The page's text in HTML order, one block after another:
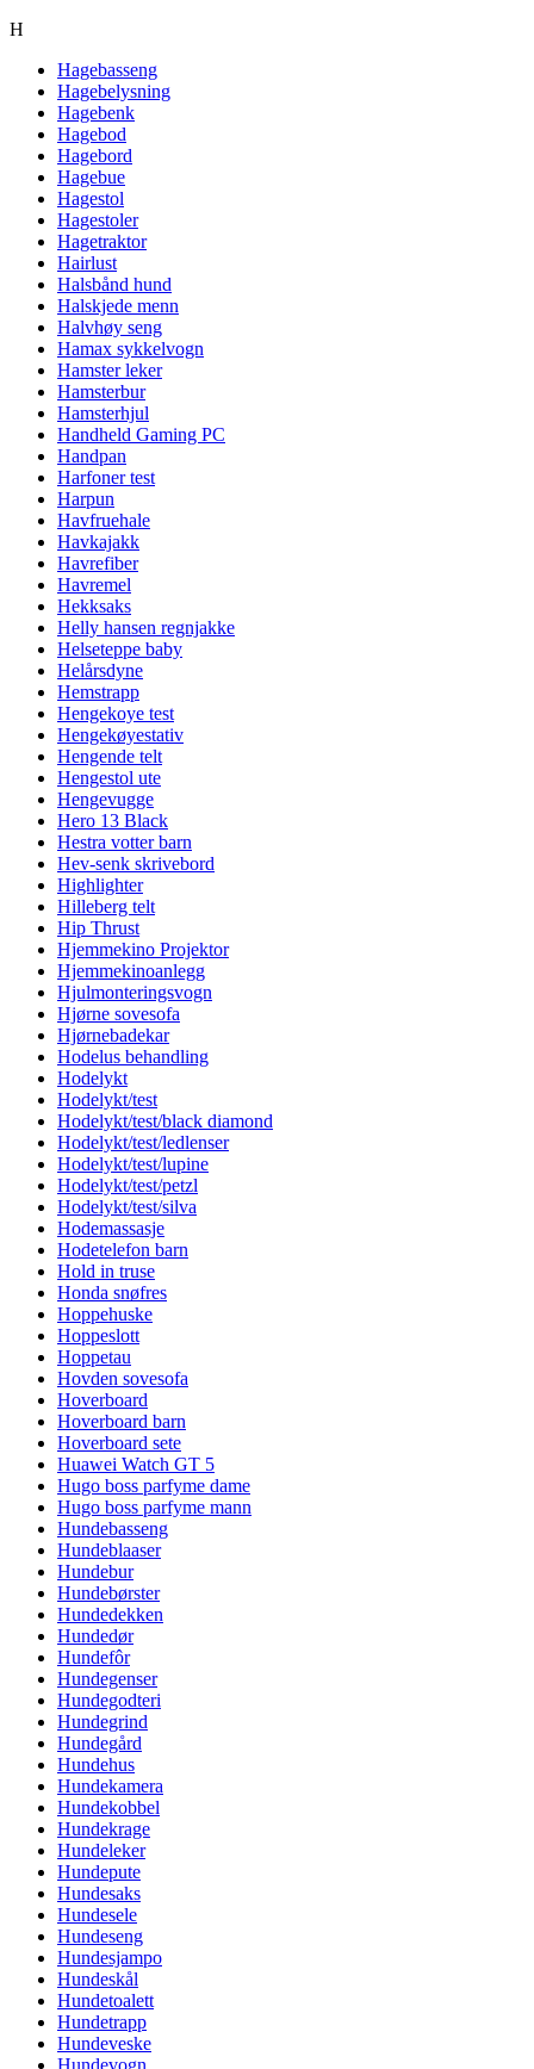
H
Hagebasseng
Hagebelysning
Hagebenk
Hagebod
Hagebord
Hagebue
Hagestol
Hagestoler
Hagetraktor
Hairlust
Halsbånd hund
Halskjede menn
Halvhøy seng
Hamax sykkelvogn
Hamster leker
Hamsterbur
Hamsterhjul
Handheld Gaming PC
Handpan
Harfoner test
Harpun
Havfruehale
Havkajakk
Havrefiber
Havremel
Hekksaks
Helly hansen regnjakke
Helseteppe baby
Helårsdyne
Hemstrapp
Hengekoye test
Hengekøyestativ
Hengende telt
Hengestol ute
Hengevugge
Hero 13 Black
Hestra votter barn
Hev-senk skrivebord
Highlighter
Hilleberg telt
Hip Thrust
Hjemmekino Projektor
Hjemmekinoanlegg
Hjulmonteringsvogn
Hjørne sovesofa
Hjørnebadekar
Hodelus behandling
Hodelykt
Hodelykt/test
Hodelykt/test/black diamond
Hodelykt/test/ledlenser
Hodelykt/test/lupine
Hodelykt/test/petzl
Hodelykt/test/silva
Hodemassasje
Hodetelefon barn
Hold in truse
Honda snøfres
Hoppehuske
Hoppeslott
Hoppetau
Hovden sovesofa
Hoverboard
Hoverboard barn
Hoverboard sete
Huawei Watch GT 5
Hugo boss parfyme dame
Hugo boss parfyme mann
Hundebasseng
Hundeblaaser
Hundebur
Hundebørster
Hundedekken
Hundedør
Hundefôr
Hundegenser
Hundegodteri
Hundegrind
Hundegård
Hundehus
Hundekamera
Hundekobbel
Hundekrage
Hundeleker
Hundepute
Hundesaks
Hundesele
Hundeseng
Hundesjampo
Hundeskål
Hundetoalett
Hundetrapp
Hundeveske
Hundevogn